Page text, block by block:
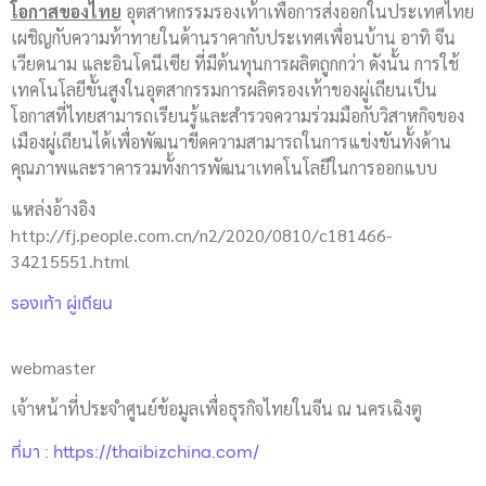
โอกาสของไทย อุตสาหกรรมรองเท้าเพื่อการส่งออกในประเทศไทย
เผชิญกับความท้าทายในด้านราคากับประเทศเพื่อนบ้าน อาทิ จีน
เวียดนาม และอินโดนีเซีย ที่มีต้นทุนการผลิตถูกกว่า ดังนั้น การใช้
เทคโนโลยีขั้นสูงในอุตสากรรมการผลิตรองเท้าของผู่เถียนเป็น
โอกาสที่ไทยสามารถเรียนรู้และสำรวจความร่วมมือกับวิสาหกิจของ
เมืองผู่เถียนได้เพื่อพัฒนาขีดความสามารถในการแข่งขันทั้งด้าน
คุณภาพและราคารวมทั้งการพัฒนาเทคโนโลยีในการออกแบบ
แหล่งอ้างอิง
http://fj.people.com.cn/n2/2020/0810/c181466-
34215551.html
รองเท้า ผู่เถียน
webmaster
เจ้าหน้าที่ประจำศูนย์ข้อมูลเพื่อธุรกิจไทยในจีน ณ นครเฉิงตู
ที่มา : https://thaibizchina.com/